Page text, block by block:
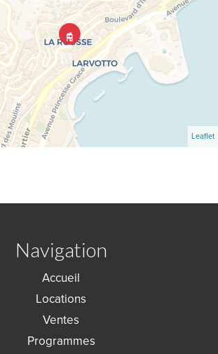
Leaflet
Navigation
Accueil
Locations
Ventes
Programmes